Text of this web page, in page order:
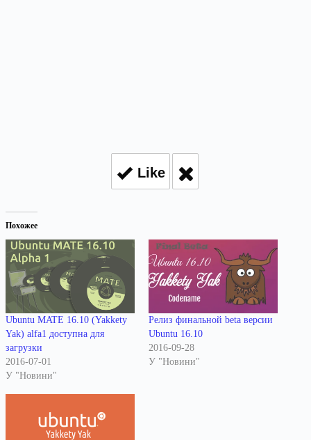
Like
Похожее
Ubuntu MATE 16.10 (Yakkety
Yak) alfa1 доступна для
загрузки
2016-07-01
У "Новини"
Релиз финальной beta версии
Ubuntu 16.10
2016-09-28
У "Новини"